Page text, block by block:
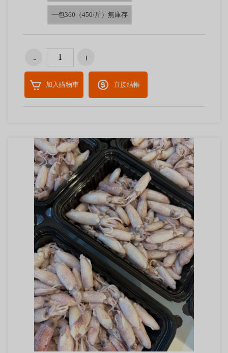
一包360（450/斤）無庫存
加入購物車 直接結帳